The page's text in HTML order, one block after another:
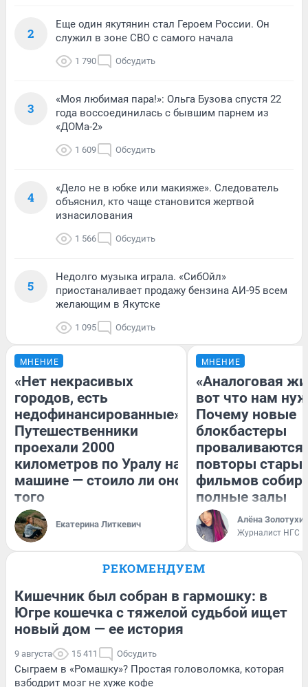
2
Еще один якутянин стал Героем России. Он
служил в зоне СВО с самого начала
1 790 Обсудить
3
«Моя любимая пара!»: Ольга Бузова спустя 22
года воссоединилась с бывшим парнем из
«ДОМа-2»
1 609 Обсудить
4
«Дело не в юбке или макияже». Следователь
объяснил, кто чаще становится жертвой
изнасилования
1 566 Обсудить
5
Недолго музыка играла. «СибОйл»
приостаналивает продажу бензина АИ-95 всем
желающим в Якутске
1 095 Обсудить
МНЕНИЕ
«Нет некрасивых
городов, есть
недофинансированные».
Путешественники
проехали 2000
километров по Уралу на
машине — стоило ли оно
того
Екатерина Литкевич
МНЕНИЕ
«Аналоговая
вот что нам
Почему новые
блокбастеры
повторы
фильмов
полные залы
Алёна
Журналист НГС
РЕКОМЕНДУЕМ
Кишечник был собран в гармошку: в
Югре кошечка с тяжелой судьбой ищет
новый дом — ее история
9 августа 15 411 Обсудить
Сыграем в «Ромашку»? Простая головоломка, которая
взбодрит мозг не хуже кофе